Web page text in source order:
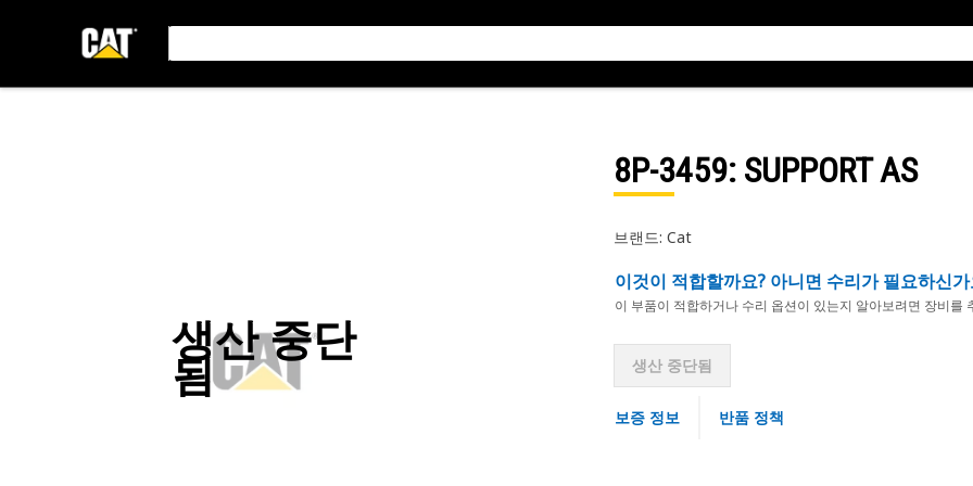
생산 중단
됨
8P-3459: SUPPORT AS
브랜드: Cat
이것이 적합할까요? 아니면 수리가 필요하신가
이 부품이 적합하거나 수리 옵션이 있는지 알아보려면 장비를
생산 중단됨
보증 정보 반품 정책